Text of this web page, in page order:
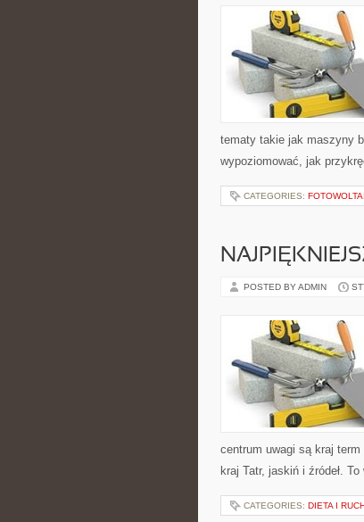
tematy takie jak maszyny
wypoziomować, jak
CATEGORIES:
POSTED BY ADMIN
centrum uwagi są kraj
kraj Tatr, jaskiń i źródeł.
CATEGORIES: DIETA I